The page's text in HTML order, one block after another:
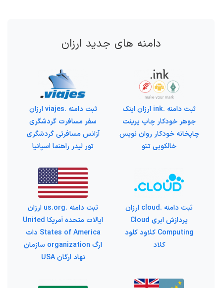
دامنه های جدید ارزان
ثبت دامنه .ink ارزان اینک
جوهر خودکار چاپ پرینت
چاپخانه خودکار روان نویس
خالکوبی تتو
ثبت دامنه .viajes ارزان
سفر مسافرت گردشگری
آزانس مسافرتی گردشگری
تور لیدر راهنما اسپانیا
ثبت دامنه .cloud ارزان
پردازش ابری Cloud
Computing کلاود کلود
کلاد
ثبت دامنه .us.org ارزان
ایالات متحده آمریکا United
States of America دات
ارگ organization سازمان
نهاد ارگان USA